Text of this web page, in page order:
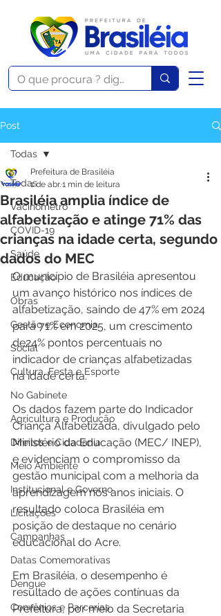
Post
Todas
Vacinômetro
COVID-19
Saúde
Educação
Obras
Gestão e Economia
Social
Cultura, Festa e Esporte
No Gabinete
Agricultura e Produção
Direitos e Cidadania
Meio Ambiente
Institucional e Governo
Licitações
Campanhas
Datas Comemorativas
Dengue
Convênios e Parcerias
Todas
Brasiléia amplia índice de
alfabetização e atinge 71% das
crianças na idade certa, segundo
dados do MEC
Prefeitura de Brasiléia
1 de abr.1 min de leitura
O município de Brasiléia apresentou
um avanço histórico nos índices de
alfabetização, saindo de 47% em 2024
para 71% em 2025, um crescimento
de24% pontos percentuais no
indicador de crianças alfabetizadas
na idade certa.
Os dados fazem parte do Indicador
Criança Alfabetizada, divulgado pelo
Ministério da Educação (MEC/ INEP),
e evidenciam o compromisso da
gestão municipal com a melhoria da
aprendizagem nos anos iniciais. O
resultado coloca Brasiléia em
posição de destaque no cenário
educacional do Acre.
Em Brasiléia, o desempenho é
resultado de ações contínuas da
Prefeitura, por meio da Secretaria